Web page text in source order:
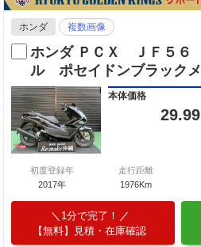
ホンダ 複数画像
ホンダ ＰＣＸ ＪＦ５６
ル ポセイドンブラック
本体価格
29.99
初度登録年
2017年
走行距離
1976Km
1分で完了！
【無料】見積・在庫確認